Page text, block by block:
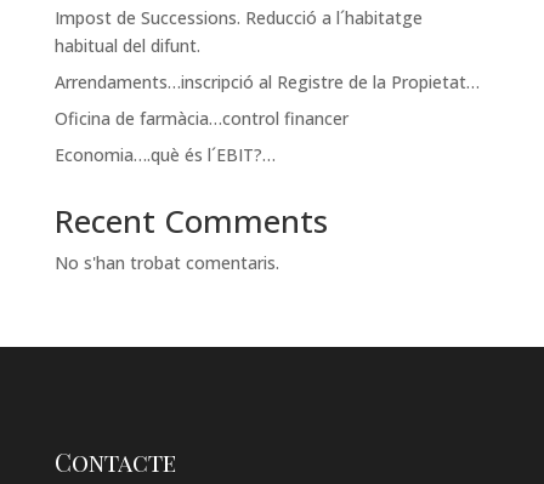
Impost de Successions. Reducció a l´habitatge
habitual del difunt.
Arrendaments…inscripció al Registre de la Propietat…
Oficina de farmàcia…control financer
Economia….què és l´EBIT?…
Recent Comments
No s'han trobat comentaris.
Contacte